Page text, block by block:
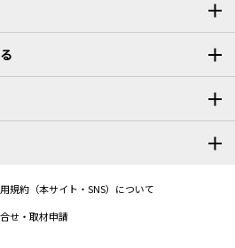
規約（本サイト・SNS）について
せ・取材申請